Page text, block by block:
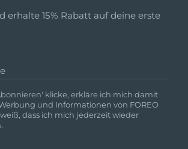
erhalte 15% Rabatt auf deine erste
klicke, erkläre ich mich damit
und Informationen von FOREO
dass ich mich jederzeit wieder